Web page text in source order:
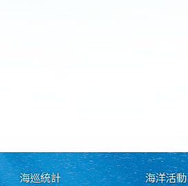
海巡統計 海洋活動